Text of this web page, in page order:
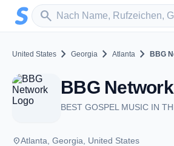
Zum Hauptinhalt springen
search
Sender suchen
United States chevron_right Georgia chevron_right Atlanta chevron_right BBG
BEST GOSPEL MUSIC IN
placeAtlanta, Georgia, United States